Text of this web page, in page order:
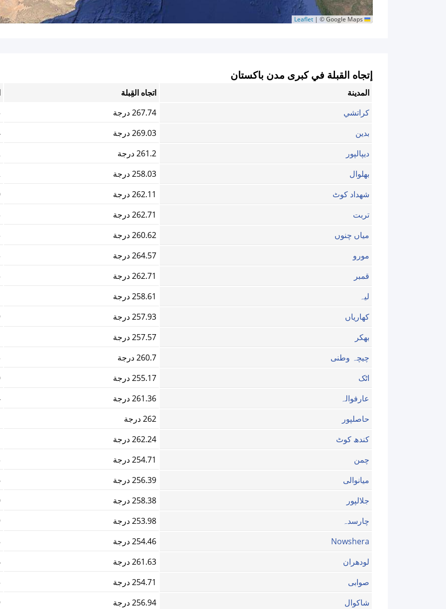
| © Google Maps
إتجاه القبلة في كبرى مدن باكستان
المدينة اتجاه القِبلة
كراتشي
267.74 درجة
بدین
269.03 درجة
دیپالپور
261.2 درجة
بھلوال
258.03 درجة
شهداد کوٹ
262.11 درجة
تربت
262.71 درجة
میاں چنوں
260.62 درجة
مورو
264.57 درجة
قمبر
262.71 درجة
لیہ
258.61 درجة
کھاریاں
257.93 درجة
بھکر
257.57 درجة
چیچہ وطنی
260.7 درجة
اٹک
255.17 درجة
عارفوالہ
261.36 درجة
حاصلپور
262 درجة
کندھ کوٹ
262.24 درجة
چمن
254.71 درجة
میانوالی
256.39 درجة
جلالپور
258.38 درجة
چارسدہ
253.98 درجة
Nowshera
254.46 درجة
لودھران
261.63 درجة
صوابی
254.71 درجة
شاكوال
256.94 درجة